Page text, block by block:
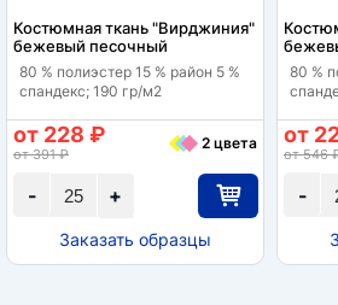
Костюмная ткань "Вирджиния"
бежевый песочный
80 % полиэстер 15 % район 5 %
спандекс; 190 гр/м2
+
-
от 228 ₽
от 391 ₽
2 цвета
Заказать образцы
80 %
-
от
от 546